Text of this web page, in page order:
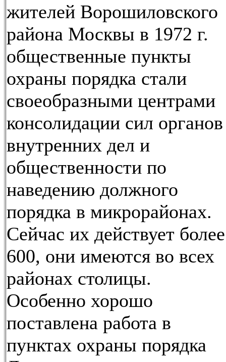
жителей Ворошиловского
района Москвы в 1972 г.
общественные пункты
охраны порядка стали
своеобразными центрами
консолидации сил органов
внутренних дел и
общественности по
наведению должного
порядка в микрорайонах.
Сейчас их действует более
600, они имеются во всех
районах столицы.
Особенно хорошо
поставлена работа в
пунктах охраны порядка